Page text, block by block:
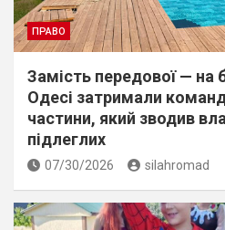
ПРАВО
Замість передової — на
Одесі затримали
частини, який зводив
підлеглих
07/30/2026 silahromad